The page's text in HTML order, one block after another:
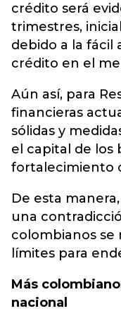
crédito será
trimestres,
debido a la fácil
crédito en el
Aún así, para
financieras
sólidas y
el capital de los
fortalecimiento
De esta
una
colombianos
límites para
Más
nacional